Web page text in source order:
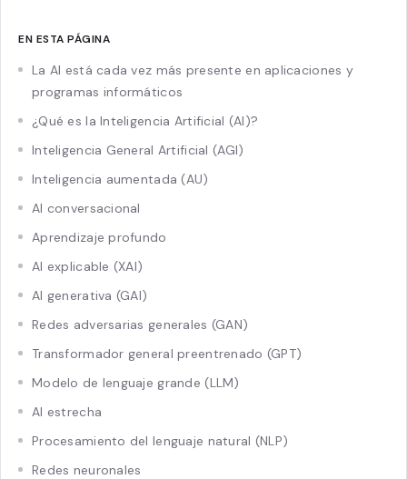
EN ESTA PÁGINA
La AI está cada vez más presente en aplicaciones y
programas informáticos
¿Qué es la Inteligencia Artificial (AI)?
Inteligencia General Artificial (AGI)
Inteligencia aumentada (AU)
AI conversacional
Aprendizaje profundo
AI explicable (XAI)
AI generativa (GAI)
Redes adversarias generales (GAN)
Transformador general preentrenado (GPT)
Modelo de lenguaje grande (LLM)
AI estrecha
Procesamiento del lenguaje natural (NLP)
Redes neuronales